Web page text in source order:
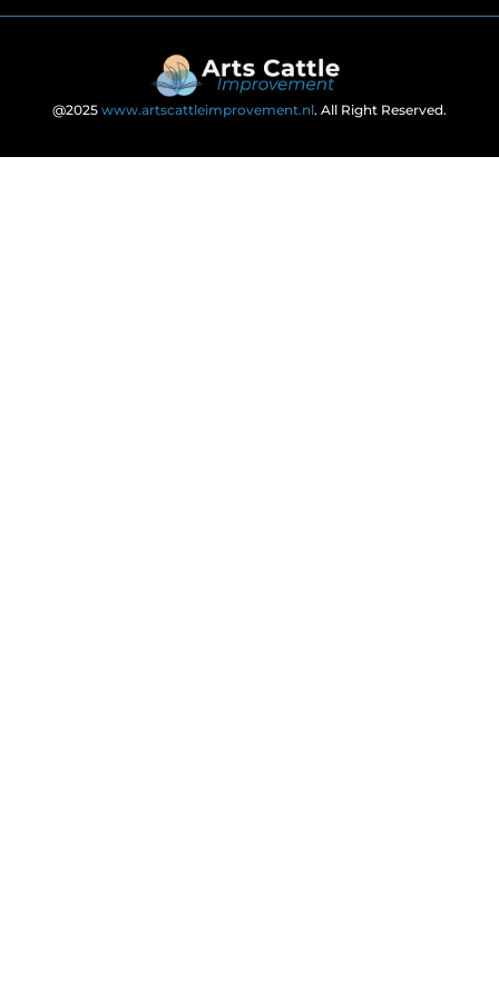
@2025 www.artscattleimprovement.nl. All Right Reserved.